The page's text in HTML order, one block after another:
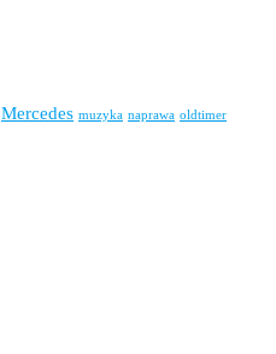
Mercedes muzyka naprawa oldtimer